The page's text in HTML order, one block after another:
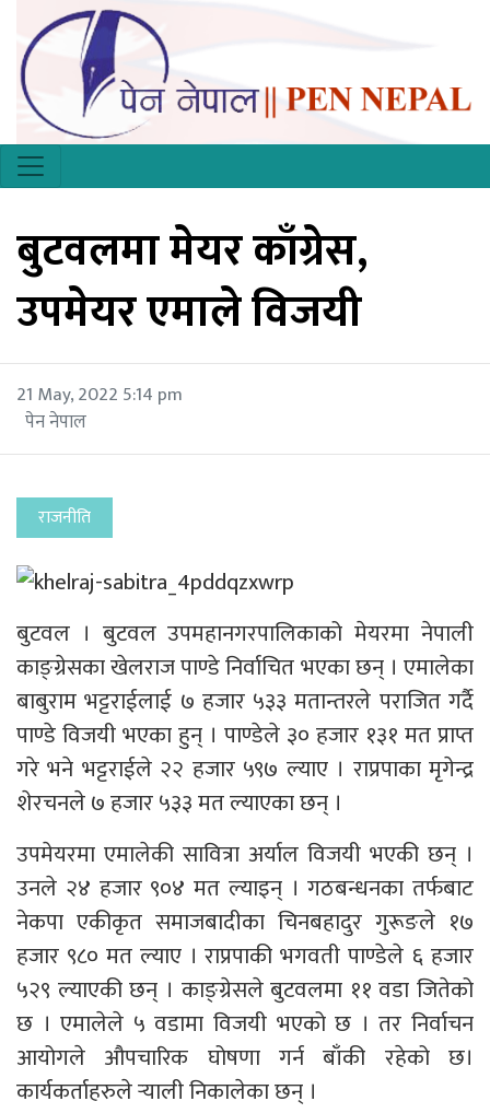
बुटवलमा मेयर काँग्रेस,
उपमेयर एमाले विजयी
21 May, 2022 5:14 pm
पेन नेपाल
राजनीति
बुटवल । बुटवल उपमहानगरपालिकाको मेयरमा नेपाली
काङ्ग्रेसका खेलराज पाण्डे निर्वाचित भएका छन् । एमालेका
बाबुराम भट्टराईलाई ७ हजार ५३३ मतान्तरले पराजित गर्दै
पाण्डे विजयी भएका हुन् । पाण्डेले ३० हजार १३१ मत प्राप्त
गरे भने भट्टराईले २२ हजार ५९७ ल्याए । राप्रपाका मृगेन्द्र
शेरचनले ७ हजार ५३३ मत ल्याएका छन् ।
उपमेयरमा एमालेकी सावित्रा अर्याल विजयी भएकी छन् ।
उनले २४ हजार ९०४ मत ल्याइन् । गठबन्धनका तर्फबाट
नेकपा एकीकृत समाजबादीका चिनबहादुर गुरूङले १७
हजार ९८० मत ल्याए । राप्रपाकी भगवती पाण्डेले ६ हजार
५२९ ल्याएकी छन् । काङ्ग्रेसले बुटवलमा ११ वडा जितेको
छ । एमालेले ५ वडामा विजयी भएको छ । तर निर्वाचन
आयोगले औपचारिक घोषणा गर्न बाँकी रहेको छ।
कार्यकर्ताहरुले र्‍याली निकालेका छन् ।